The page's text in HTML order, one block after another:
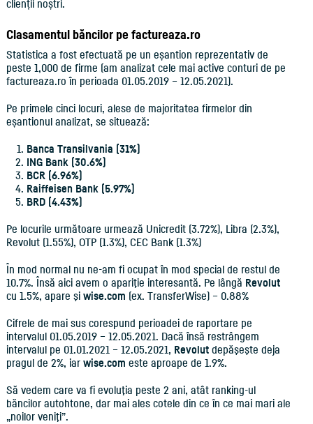
clienții noștri.
Clasamentul băncilor pe factureaza.ro
Statistica a fost efectuată pe un eșantion reprezentativ de
peste 1,000 de firme (am analizat cele mai active conturi de pe
factureaza.ro în perioada 01.05.2019 – 12.05.2021).
Pe primele cinci locuri, alese de majoritatea firmelor din
eșantionul analizat, se situează:
Banca Transilvania (31%)
ING Bank (30.6%)
BCR (6.96%)
Raiffeisen Bank (5.97%)
BRD (4.43%)
Pe locurile următoare urmează Unicredit (3.72%), Libra (2.3%),
Revolut (1.55%), OTP (1.3%), CEC Bank (1.3%)
În mod normal nu ne-am fi ocupat în mod special de restul de
10.7%. Însă aici avem o apariţie interesantă. Pe lângă Revolut
cu 1.5%, apare şi wise.com (ex. TransferWise) – 0.88%
Cifrele de mai sus corespund perioadei de raportare pe
intervalul 01.05.2019 – 12.05.2021. Dacă însă restrângem
intervalul pe 01.01.2021 – 12.05.2021, Revolutdepăşeşte deja
pragul de 2%, iar wise.com este aproape de 1.9%.
Să vedem care va fi evoluţia peste 2 ani, atât ranking-ul
băncilor autohtone, dar mai ales cotele din ce în ce mai mari ale
„noilor veniţi”.